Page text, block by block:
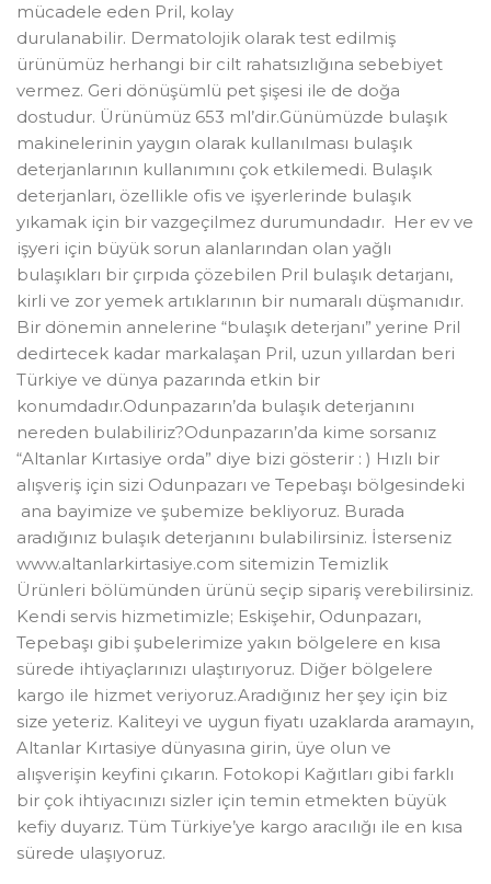
mücadele eden Pril, kolay
durulanabilir. Dermatolojik olarak test edilmiş
ürünümüz herhangi bir cilt rahatsızlığına sebebiyet
vermez. Geri dönüşümlü pet şişesi ile de doğa
dostudur. Ürünümüz 653 ml’dir.Günümüzde bulaşık
makinelerinin yaygın olarak kullanılması bulaşık
deterjanlarının kullanımını çok etkilemedi. Bulaşık
deterjanları, özellikle ofis ve işyerlerinde bulaşık
yıkamak için bir vazgeçilmez durumundadır. Her ev ve
işyeri için büyük sorun alanlarından olan yağlı
bulaşıkları bir çırpıda çözebilen Pril bulaşık detarjanı,
kirli ve zor yemek artıklarının bir numaralı düşmanıdır.
Bir dönemin annelerine “bulaşık deterjanı” yerine Pril
dedirtecek kadar markalaşan Pril, uzun yıllardan beri
Türkiye ve dünya pazarında etkin bir
konumdadır.Odunpazarın’da bulaşık deterjanını
nereden bulabiliriz?Odunpazarın’da kime sorsanız
“Altanlar Kırtasiye orda” diye bizi gösterir : ) Hızlı bir
alışveriş için sizi Odunpazarı ve Tepebaşı bölgesindeki
ana bayimize ve şubemize bekliyoruz. Burada
aradığınız bulaşık deterjanını bulabilirsiniz. İsterseniz
www.altanlarkirtasiye.com sitemizin Temizlik
Ürünleri bölümünden ürünü seçip sipariş verebilirsiniz.
Kendi servis hizmetimizle; Eskişehir, Odunpazarı,
Tepebaşı gibi şubelerimize yakın bölgelere en kısa
sürede ihtiyaçlarınızı ulaştırıyoruz. Diğer bölgelere
kargo ile hizmet veriyoruz.Aradığınız her şey için biz
size yeteriz. Kaliteyi ve uygun fiyatı uzaklarda aramayın,
Altanlar Kırtasiye dünyasına girin, üye olun ve
alışverişin keyfini çıkarın. Fotokopi Kağıtları gibi farklı
bir çok ihtiyacınızı sizler için temin etmekten büyük
kefiy duyarız. Tüm Türkiye’ye kargo aracılığı ile en kısa
sürede ulaşıyoruz.